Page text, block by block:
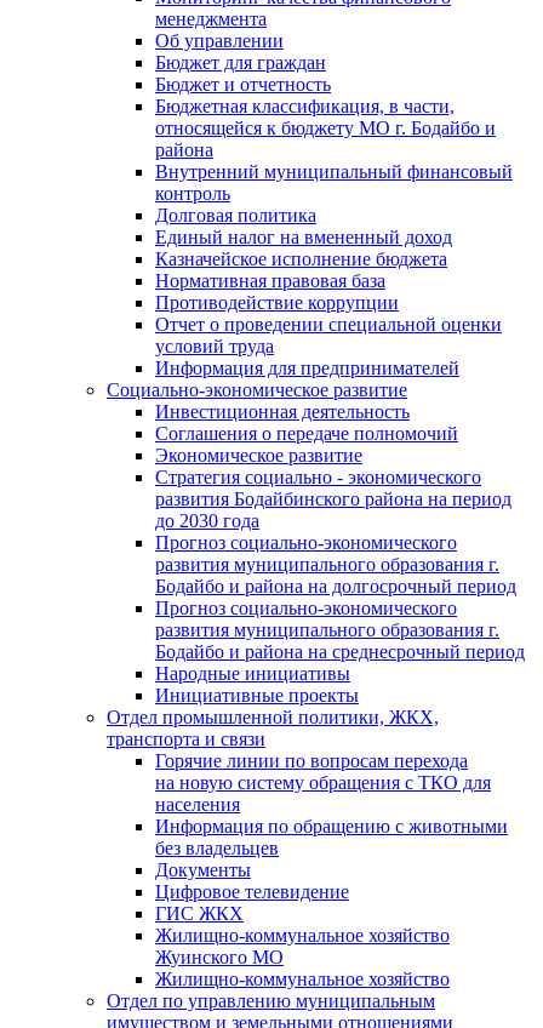
менеджмента
Об управлении
Бюджет для граждан
Бюджет и отчетность
Бюджетная классификация, в части,
относящейся к бюджету МО г. Бодайбо и
района
Внутренний муниципальный финансовый
контроль
Долговая политика
Единый налог на вмененный доход
Казначейское исполнение бюджета
Нормативная правовая база
Противодействие коррупции
Отчет о проведении специальной оценки
условий труда
Информация для предпринимателей
Социально-экономическое развитие
Инвестиционная деятельность
Соглашения о передаче полномочий
Экономическое развитие
Стратегия социально - экономического
развития Бодайбинского района на период
до 2030 года
Прогноз социально-экономического
развития муниципального образования г.
Бодайбо и района на долгосрочный период
Прогноз социально-экономического
развития муниципального образования г.
Бодайбо и района на среднесрочный период
Народные инициативы
Инициативные проекты
Отдел промышленной политики, ЖКХ,
транспорта и связи
Горячие линии по вопросам перехода
на новую систему обращения с ТКО для
населения
Информация по обращению с животными
без владельцев
Документы
Цифровое телевидение
ГИС ЖКХ
Жилищно-коммунальное хозяйство
Жуинского МО
Жилищно-коммунальное хозяйство
Отдел по управлению муниципальным
имуществом и земельными отношениями